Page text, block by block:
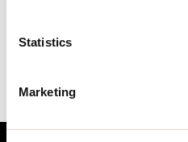
Statistics
Marketing
Produktfamilie.